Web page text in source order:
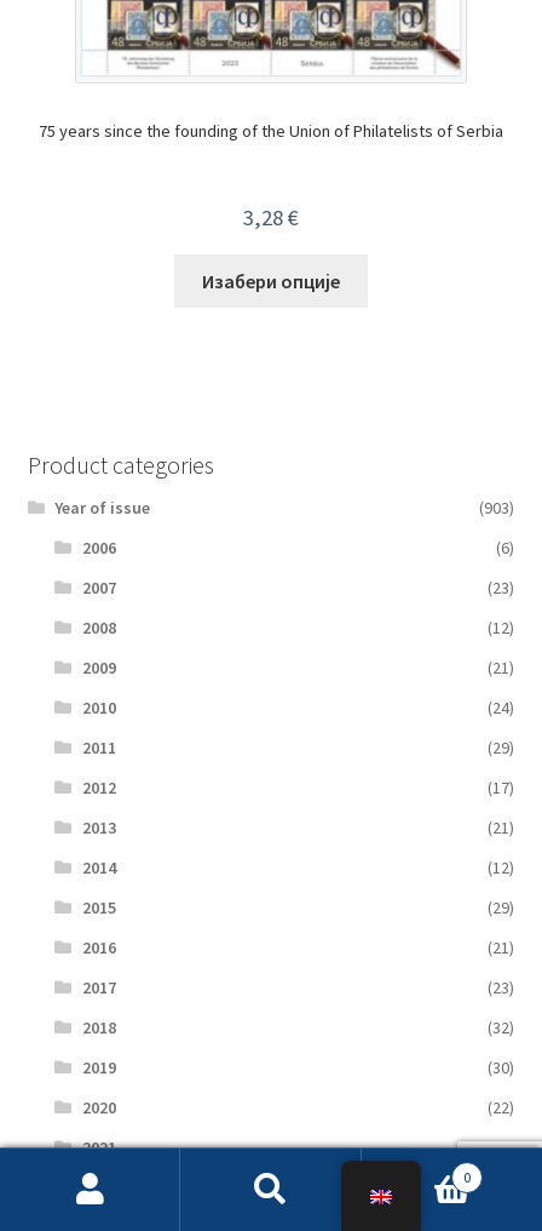
75 years since the founding of the Union of Philatelists of Serbia
3,28€
Изабери опције
Product categories
Year of issue
(903)
2006
(6)
2007
(23)
2008
(12)
2009
(21)
2010
(24)
2011
(29)
2012
(17)
2013
(21)
2014
(12)
2015
(29)
2016
(21)
2017
(23)
2018
(32)
2019
(30)
2020
(22)
2021
(35)
2022
0